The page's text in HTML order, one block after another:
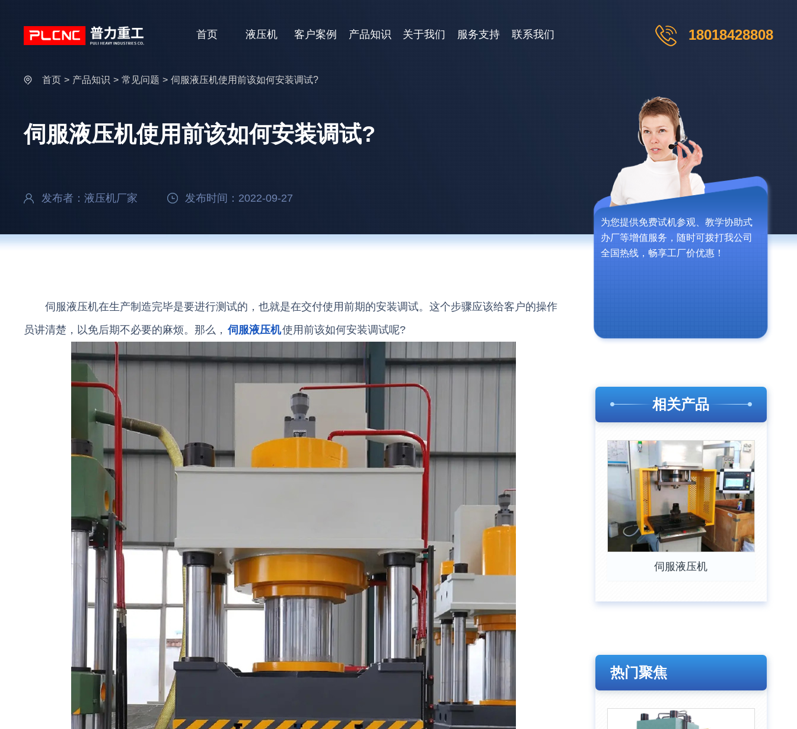
首页 液压机 客户案例 产品知识 关于我们 服务支持 联系我们 18018428808
首页 > 产品知识 > 常见问题 > 伺服液压机使用前该如何安装调试?
伺服液压机使用前该如何安装调试?
发布者：液压机厂家 发布时间：2022-09-27
伺服液压机在生产制造完毕是要进行测试的，也就是在交付使用前期的安装调试。这个步骤应该给客户的操作
员讲清楚，以免后期不必要的麻烦。那么， 伺服液压机使用前该如何安装调试呢?
为您提供免费试机参观、教学协助式
办厂等增值服务，随时可拨打我公司
全国热线，畅享工厂价优惠！
相关产品
伺服液压机
热门聚焦